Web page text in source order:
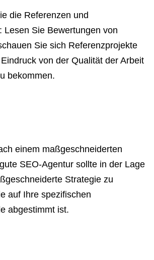
die Referenzen und
Lesen Sie Bewertungen von
Sie sich Referenzprojekte
von der Qualität der Arbeit
bekommen.
einem maßgeschneiderten
SEO-Agentur sollte in der Lage
Strategie zu
auf Ihre spezifischen
abgestimmt ist.